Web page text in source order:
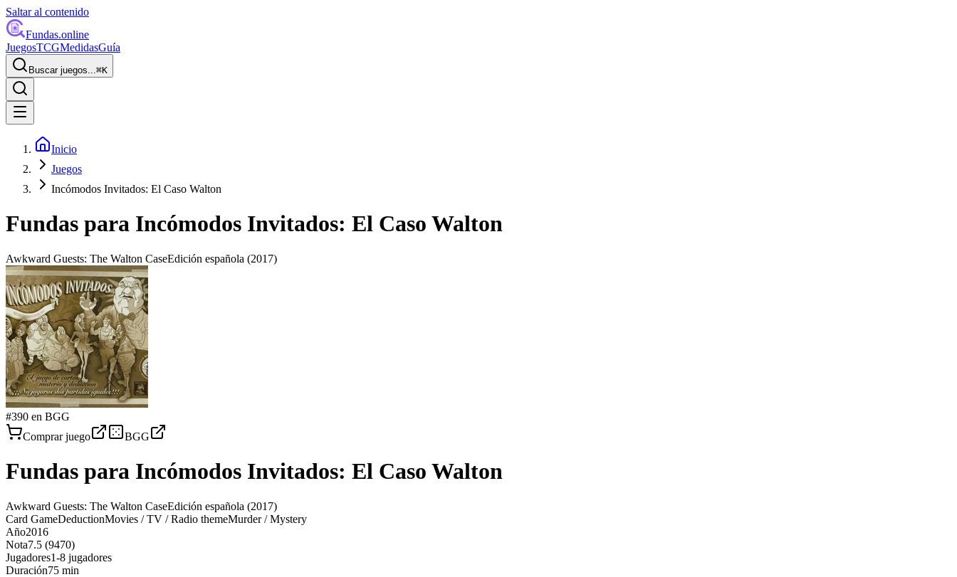
Saltar al contenido
Fundas.online
JuegosTCGMedidasGuía
Buscar juegos...⌘K
Inicio
Juegos
Incómodos Invitados: El Caso Walton
Fundas para Incómodos Invitados: El Caso Walton
Awkward Guests: The Walton CaseEdición española (2017)
#390 en BGG
Comprar juego
BGG
Fundas para Incómodos Invitados: El Caso Walton
Awkward Guests: The Walton CaseEdición española (2017)
Card GameDeductionMovies / TV / Radio themeMurder / Mystery
Año2016
Nota7.5 (9470)
Jugadores1-8 jugadores
Duración75 min